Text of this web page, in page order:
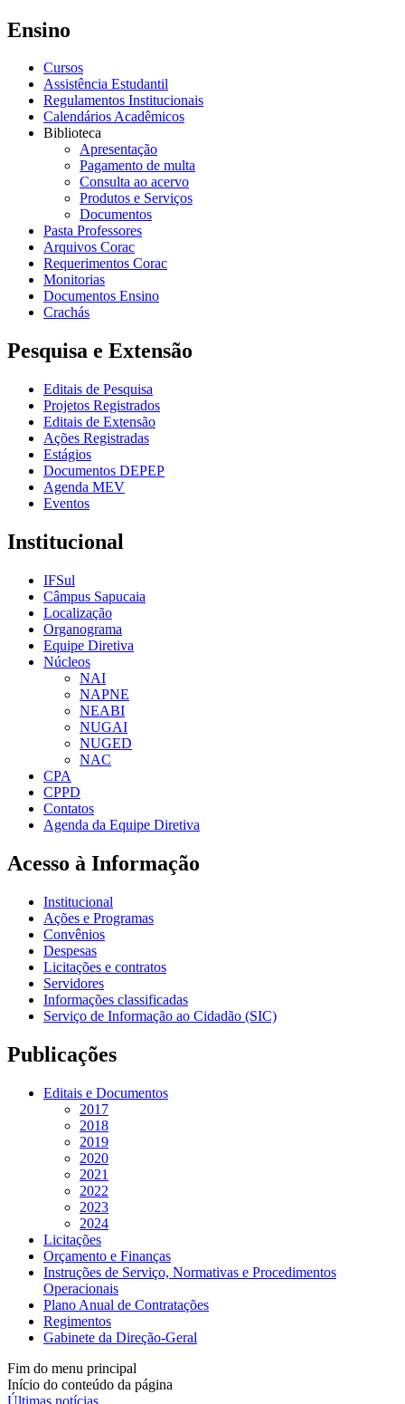
Ensino
Cursos
Assistência Estudantil
Regulamentos Institucionais
Calendários Acadêmicos
Biblioteca
Apresentação
Pagamento de multa
Consulta ao acervo
Produtos e Serviços
Documentos
Pasta Professores
Arquivos Corac
Requerimentos Corac
Monitorias
Documentos Ensino
Crachás
Pesquisa e Extensão
Editais de Pesquisa
Projetos Registrados
Editais de Extensão
Ações Registradas
Estágios
Documentos DEPEP
Agenda MEV
Eventos
Institucional
IFSul
Câmpus Sapucaia
Localização
Organograma
Equipe Diretiva
Núcleos
NAI
NAPNE
NEABI
NUGAI
NUGED
NAC
CPA
CPPD
Contatos
Agenda da Equipe Diretiva
Acesso à Informação
Institucional
Ações e Programas
Convênios
Despesas
Licitações e contratos
Servidores
Informações classificadas
Serviço de Informação ao Cidadão (SIC)
Publicações
Editais e Documentos
2017
2018
2019
2020
2021
2022
2023
2024
Licitações
Orçamento e Finanças
Instruções de Serviço, Normativas e Procedimentos
Operacionais
Plano Anual de Contratações
Regimentos
Gabinete da Direção-Geral
Fim do menu principal
Início do conteúdo da página
Últimas notícias